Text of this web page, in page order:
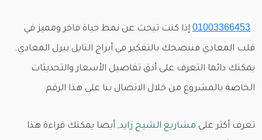
01003366453 إذا كنت تبحث عن نمط حياة فاخر ومميز في
قلب المعادي فننصحك بالتفكير في أبراج النايل بيرل المعادي.
يمكنك دائما التعرف على أدق تفاصيل الأسعار والتحديثات
الخاصة بالمشروع من خلال الاتصال بنا على هذا الرقم
تعرف أكثر على مشاريع الشيخ زايد, أيضا يمكنك قراءة هذا